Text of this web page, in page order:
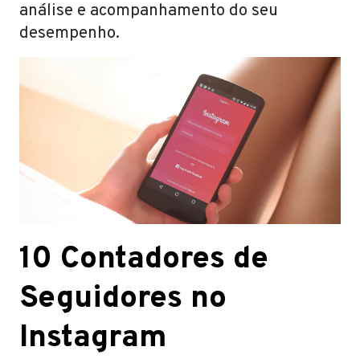
análise e acompanhamento do seu
desempenho.
10 Contadores de
Seguidores no
Instagram